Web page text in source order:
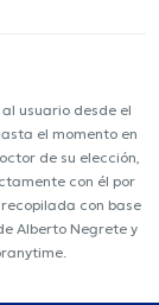
usuario desde el
el momento en
de su elección,
con él por
con base
Alberto Negrete y